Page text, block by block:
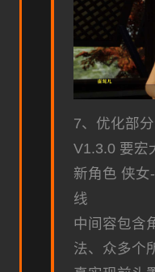
7、优化部
V1.3.0 要宏
新角色 侠女
线
中间容包含
法、众多个